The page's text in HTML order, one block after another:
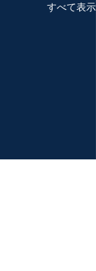
すべて表示